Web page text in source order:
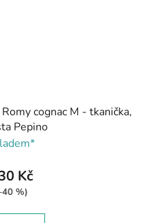
cognac M - tkanička,
Pepino
Kč
%)